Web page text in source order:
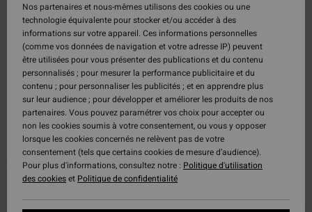
Nos partenaires et nous-mêmes utilisons des cookies ou une
technologie équivalente pour stocker et/ou accéder à des
informations sur votre appareil. Ces informations personnelles
(comme vos données de navigation et votre adresse IP) peuvent
être utilisées pour vous présenter des publications et du contenu
personnalisés ; pour mesurer la performance publicitaire et du
contenu ; pour personnaliser les publicités ; et en apprendre plus
sur leur audience ; pour développer et améliorer les produits de nos
partenaires. Vous pouvez paramétrer vos choix pour accepter ou
non les cookies soumis à votre consentement, ou vous y opposer
lorsque les cookies concernés ne relèvent pas de votre
consentement (tels que certains cookies de mesure d’audience).
Pour plus d'informations, consultez notre : Politique d'utilisation
des cookieset Politique de confidentialité